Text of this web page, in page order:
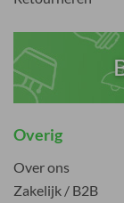
Overig
Over ons
Zakelijk / B2B